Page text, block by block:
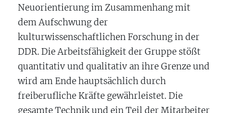
Neuorientierung im Zusammenhang mit
dem Aufschwung der
kulturwissenschaftlichen Forschung in der
DDR. Die Arbeitsfähigkeit der Gruppe stößt
quantitativ und qualitativ an ihre Grenze und
wird am Ende hauptsächlich durch
freiberufliche Kräfte gewährleistet. Die
gesamte Technik und ein Teil der Mitarbeiter